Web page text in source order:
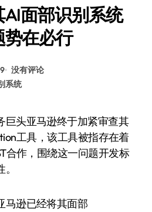
面部识别系统
在必行
没有评论
系统
工具，该工具被指存在着
合作，围绕这一问题开发标
逊已经将其面部